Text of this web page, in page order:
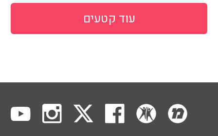
עוד קטעים